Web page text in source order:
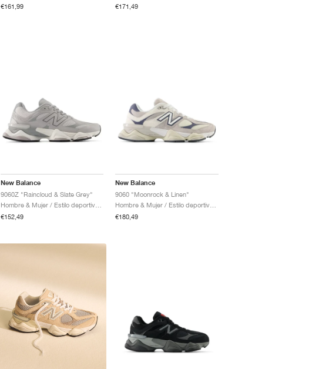
€161,99
€171,49
New Balance
9060Z "Raincloud & Slate Grey"
€152,49
New Balance
9060 "Moonrock & Linen"
€180,49